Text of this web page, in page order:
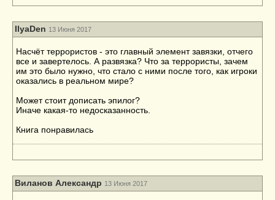
IlyaDen 13 Июня 2017
Насчёт террористов - это главный элемент завязки, отчего
все и завертелось. А развязка? Что за террористы, зачем
им это было нужно, что стало с ними после того, как игроки
оказались в реальном мире?
Может стоит дописать эпилог?
Иначе какая-то недосказанность.
Книга понравилась
Виланов Александр 13 Июня 2017